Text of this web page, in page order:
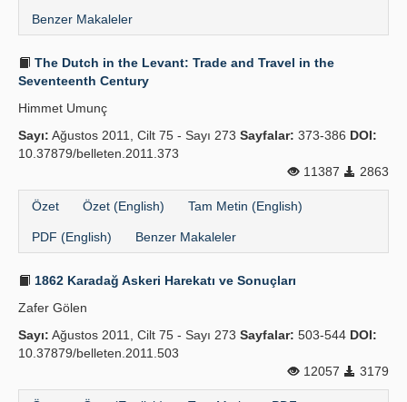
Benzer Makaleler
The Dutch in the Levant: Trade and Travel in the
Seventeenth Century
Himmet Umunç
Sayı: Ağustos 2011, Cilt 75 - Sayı 273 Sayfalar: 373-386 DOI:
10.37879/belleten.2011.373
11387
2863
Özet Özet (English) Tam Metin (English)
PDF (English) Benzer Makaleler
1862 Karadağ Askeri Harekatı ve Sonuçları
Zafer Gölen
Sayı: Ağustos 2011, Cilt 75 - Sayı 273 Sayfalar: 503-544 DOI:
10.37879/belleten.2011.503
12057
3179